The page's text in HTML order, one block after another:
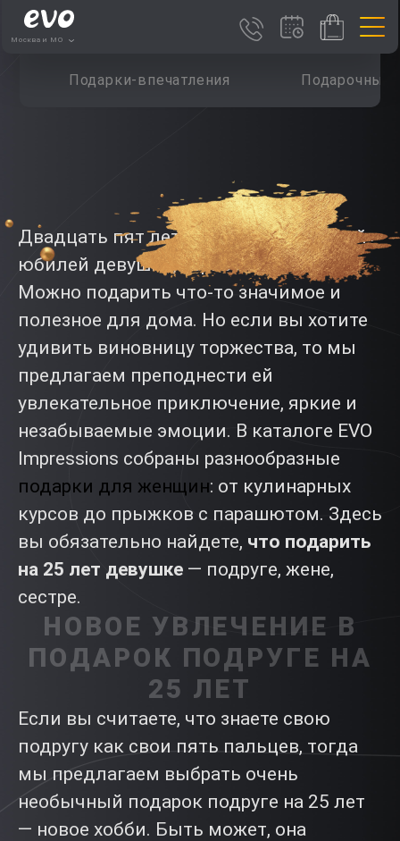
Москва и МО
Подарки-впечатления Подарочные
Двадцать пят лет — первый «большой»
юбилей девушки, серьезная дата.
Можно подарить что-то значимое и
полезное для дома. Но если вы хотите
удивить виновницу торжества, то мы
предлагаем преподнести ей
увлекательное приключение, яркие и
незабываемые эмоции. В каталоге EVO
Impressions собраны разнообразные
подарки для женщин: от кулинарных
курсов до прыжков с парашютом. Здесь
вы обязательно найдете, что подарить
на 25 лет девушке — подруге, жене,
сестре.
НОВОЕ УВЛЕЧЕНИЕ В
ПОДАРОК ПОДРУГЕ НА
25 ЛЕТ
Если вы считаете, что знаете свою
подругу как свои пять пальцев, тогда
мы предлагаем выбрать очень
необычный подарок подруге на 25 лет
— новое хобби. Быть может, она